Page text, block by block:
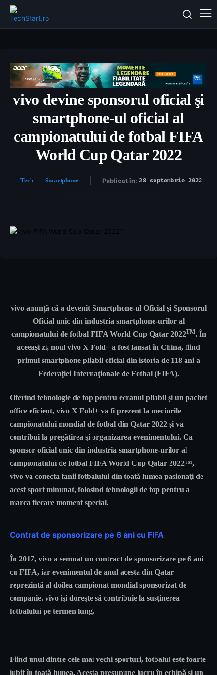
vivo devine sponsorul oficial şi
smartphone-ul oficial al
campionatului de fotbal FIFA
World Cup Qatar 2022
Tech Smartphone Publicat în: 28 septembrie 2022
vivo anunță că a devenit Smartphone-ul Oficial şi Sponsorul
Oficial unic din industria smartphone-urilor al
campionatului de fotbal FIFA World Cup Qatar 2022TM. În
aceeași zi, noul vivo X Fold+ a fost lansat în China, fiind
primul smartphone pliabil oficial din istoria de 118 ani a
Federaţiei Internaţionale de Fotbal (FIFA).
Oferind tehnologie de top pentru ecranul pliabil şi un pachet
office eficient, vivo X Fold+ va fi prezent la meciurile
campionatului mondial de fotbal din Qatar 2022 şi va
contribui la pregătirea şi organizarea evenimentului. Ca
sponsor oficial unic din industria smartphone-urilor al
campionatului de fotbal FIFA World Cup Qatar 2022™,
vivo va conecta fanii fotbalului din toată lumea pasionaţi de
acest sport minunat, folosind tehnologii de top pentru a
marca fiecare moment special.
Contrat de sponsorizare pe 6 ani cu FIFA
În 2017, vivo a semnat un contract de sponsorizare pe 6 ani
cu FIFA, iar evenimentul de anul acesta din Qatar
reprezintă al doilea campionat mondial sponsorizat de
companie. vivo îşi doreşte să contribuie la susţinerea
fotbalului pe termen lung.
Fiind unul dintre cele mai vechi sporturi, fotbalul este foarte
iubit în toată lumea. Acesta presupune lucru în echipă şi un